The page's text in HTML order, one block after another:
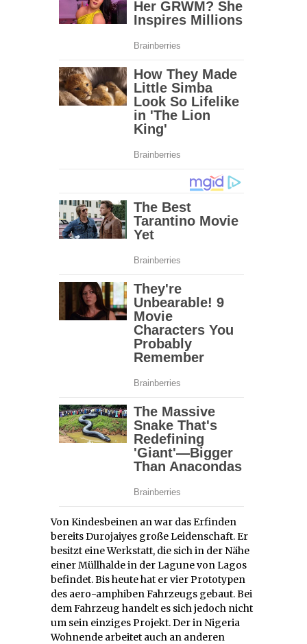
Von Kindesbeinen an war das Erfinden
bereits Durojaiyes große Leidenschaft. Er
besitzt eine Werkstatt, die sich in der Nähe
einer Müllhalde in der Lagune von Lagos
befindet. Bis heute hat er vier Prototypen
des aero-amphiben Fahrzeugs gebaut. Bei
dem Fahrzeug handelt es sich jedoch nicht
um sein einziges Projekt. Der in Nigeria
Wohnende arbeitet auch an anderen